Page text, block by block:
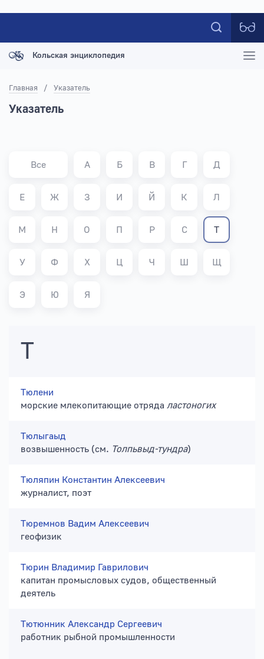
Кольская энциклопедия
Главная / Указатель
Указатель
Все А Б В Г Д
Е Ж З И Й К Л
М Н О П Р С Т
У Ф Х Ц Ч Ш Щ
Э Ю Я
Т
Тюлени
морские млекопитающие отряда ластоногих
Тюлыгаыд
возвышенность (см. Толпьвыд-тундра)
Тюляпин Константин Алексеевич
журналист, поэт
Тюремнов Вадим Алексеевич
геофизик
Тюрин Владимир Гаврилович
капитан промысловых судов, общественный
деятель
Тютюнник Александр Сергеевич
работник рыбной промышленности